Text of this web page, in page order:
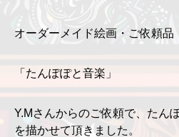
オーダーメイド絵画・ご依頼品
「たんぽぽと音楽」
Y.Mさんからのご依頼で、たん
を描かせて頂きました。